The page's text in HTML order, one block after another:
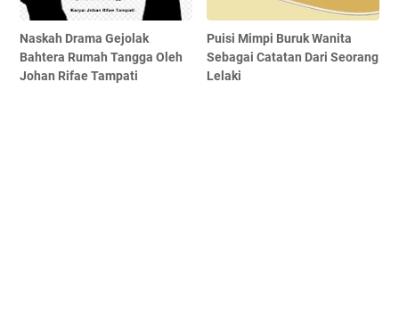
Naskah Drama Gejolak
Bahtera Rumah Tangga Oleh
Johan Rifae Tampati
Puisi Mimpi Buruk Wanita
Sebagai Catatan Dari Seorang
Lelaki